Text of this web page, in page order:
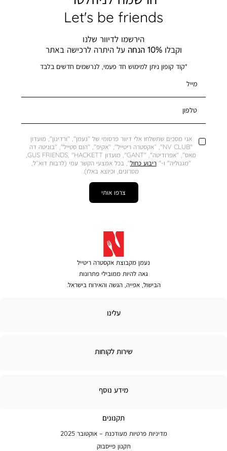
Let's be friends
הירשמו לדיוור שלנו
וקבלו10% הנחה על היתרה לרכישה באתר
*קוד קופון ניתן למימוש חד פעמי, לנרשמים חדשים בלבד
מייל
טלפון
אני מסכים שתשלחו אלי דיוור פרסומי של "נעמן", "ורדינון", מועדון
"NV CLUB", ״אקסטרה ריטייל", "אקיפ", "הום סטייל", "בוניטה דה
מאס", "אפרודיטה", "GANT", מועדון GUS FRIENDS, "HACKETT,
"מגנוליה" ו-" ריבוע כחול", בכל אמצעי הקשר עמי (לרבות דוא״ל,
מסרונים, וכיוצא באלו).
צרפו אותי
נעמן מקבוצת אקסטרה ריטייל
גאה להיות ממובילי פתרונות
הבישול, אפייה, הגשה והאירוח בישראל.
עלינו
שירות לקוחות
מידע
מידע נוסף
תקנונים
מדיניות פרטיות מעודכנת – אוקטובר 2025
תקנון פייסבוק